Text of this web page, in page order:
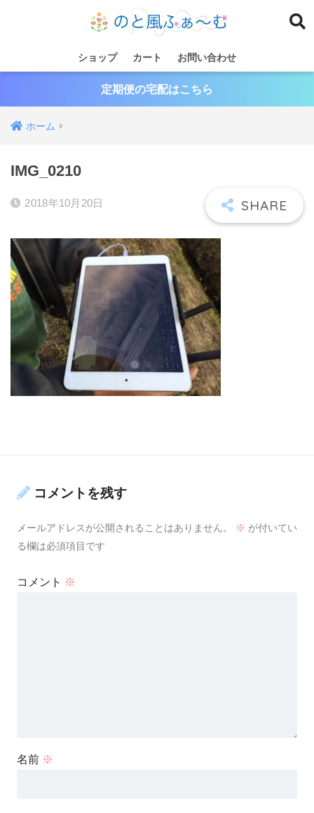
ショップ カート お問い合わせ
定期便の宅配はこちら
ホーム
IMG_0210
2018年10月20日
コメントを残す
メールアドレスが公開されることはありません。 ※ が付いてい
る欄は必須項目です
コメント ※
名前 ※